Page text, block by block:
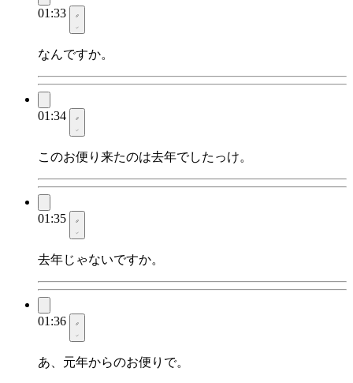
01:33
なんですか。
01:34
このお便り来たのは去年でしたっけ。
01:35
去年じゃないですか。
01:36
あ、元年からのお便りで。